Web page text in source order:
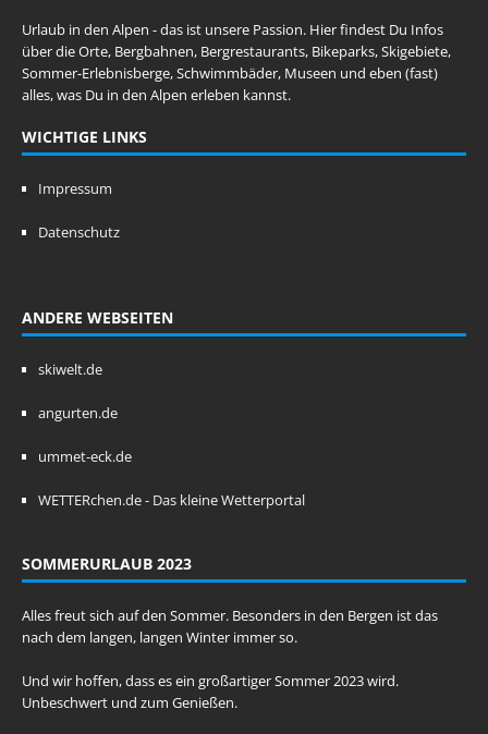
Urlaub in den Alpen - das ist unsere Passion. Hier findest Du Infos
über die Orte, Bergbahnen, Bergrestaurants, Bikeparks, Skigebiete,
Sommer-Erlebnisberge, Schwimmbäder, Museen und eben (fast)
alles, was Du in den Alpen erleben kannst.
WICHTIGE LINKS
Impressum
Datenschutz
ANDERE WEBSEITEN
skiwelt.de
angurten.de
ummet-eck.de
WETTERchen.de - Das kleine Wetterportal
SOMMERURLAUB 2023
Alles freut sich auf den Sommer. Besonders in den Bergen ist das
nach dem langen, langen Winter immer so.
Und wir hoffen, dass es ein großartiger Sommer 2023 wird.
Unbeschwert und zum Genießen.